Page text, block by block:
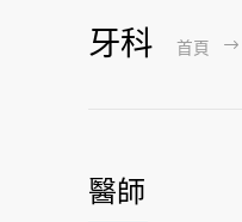
牙科 首頁
醫師